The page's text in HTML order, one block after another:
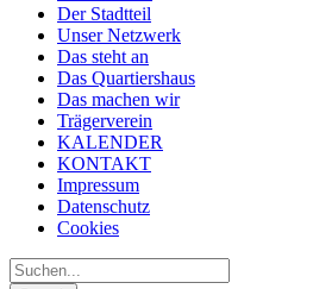
Der Stadtteil
Unser Netzwerk
Das steht an
Das Quartiershaus
Das machen wir
Trägerverein
KALENDER
KONTAKT
Impressum
Datenschutz
Cookies